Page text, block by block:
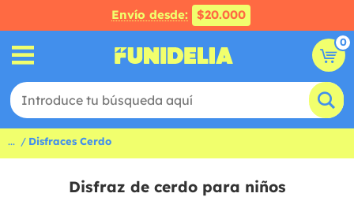
Envío desde: $20.000
0
... Disfraces Cerdo
Disfraz de cerdo para niños